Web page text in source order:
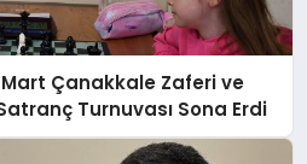
Çanakkale Zaferi ve
Turnuvası Sona Erdi